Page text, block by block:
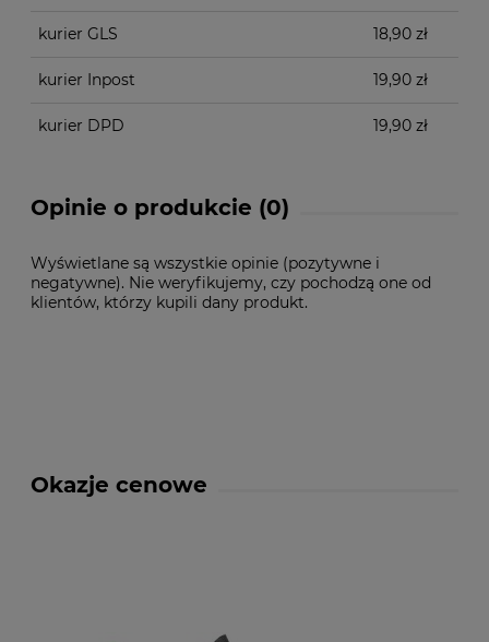
kurier GLS 18,90 zł
kurier Inpost 19,90 zł
kurier DPD 19,90 zł
Opinie o produkcie (0)
Wyświetlane są wszystkie opinie (pozytywne i
negatywne). Nie weryfikujemy, czy pochodzą one od
klientów, którzy kupili dany produkt.
Okazje cenowe